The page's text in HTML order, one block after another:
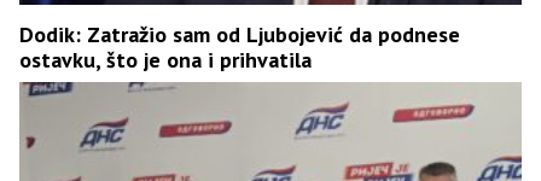
Dodik: Zatražio sam od Ljubojević da podnese
ostavku, što je ona i prihvatila